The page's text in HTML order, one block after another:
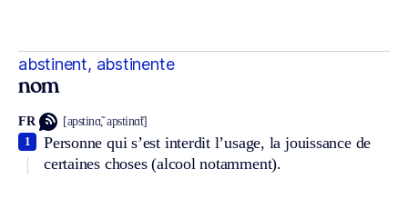
abstinent, abstinente
nom
FR [apstinɑ̃, apstinɑ̃t]
Personne qui s’est interdit l’usage, la jouissance de
certaines choses (alcool notamment).
1